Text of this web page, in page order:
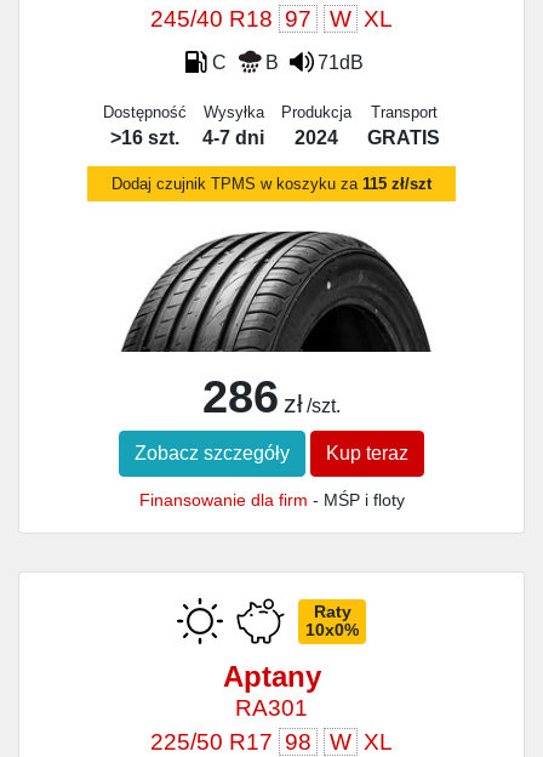
245/40 R18 97 W XL
C B 71dB
Dostępność
>16 szt.
Wysyłka
4-7 dni
Produkcja
2024
Transport
GRATIS
Dodaj czujnik TPMS w koszyku za 115 zł/szt
286 zł /szt.
Zobacz szczegóły Kup teraz
Finansowanie dla firm - MŚP i floty
Raty
10x0%
Aptany
RA301
225/50 R17 98 W XL